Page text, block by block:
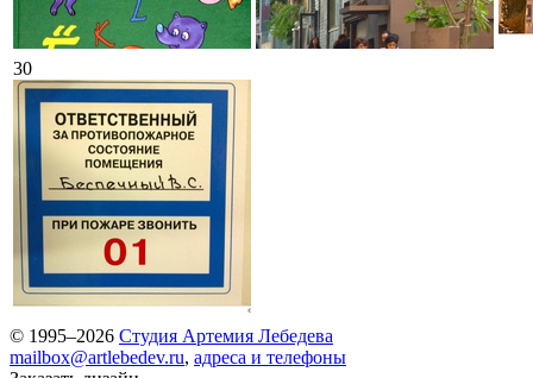
30
© 1995–2026 Студия Артемия Лебедева
mailbox@artlebedev.ru, адреса и телефоны